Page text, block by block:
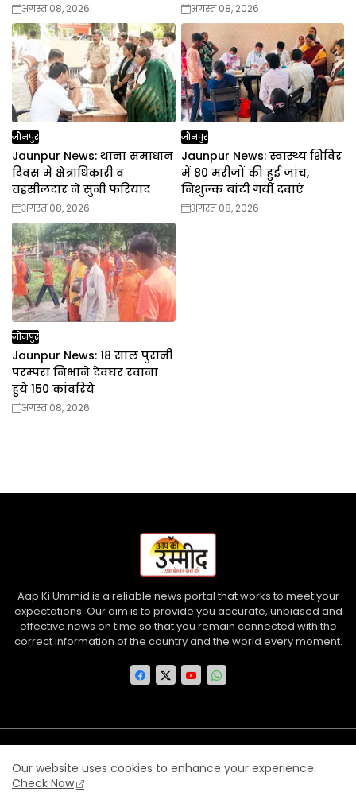
अगस्त 08, 2026 अगस्त 08, 2026
जौनपुर
Jaunpur News: थाना समाधान
दिवस में क्षेत्राधिकारी व
तहसीलदार ने सुनी फरियाद
अगस्त 08, 2026
जौनपुर
Jaunpur News: स्वास्थ्य शिविर
में 80 मरीजों की हुई जांच,
निशुल्क बांटी गयीं दवाएं
अगस्त 08, 2026
जौनपुर
Jaunpur News: 18 साल पुरानी
परम्परा निभाने देवघर रवाना
हुये 150 कांवरिये
अगस्त 08, 2026
Aap Ki Ummid is a reliable news portal that works to meet your
expectations. Our aim is to provide you accurate, unbiased and
effective news on time so that you remain connected with the
correct information of the country and the world every moment.
Disclaimer
Terms and Conditions
Our website uses cookies to enhance your experience.
Check Now